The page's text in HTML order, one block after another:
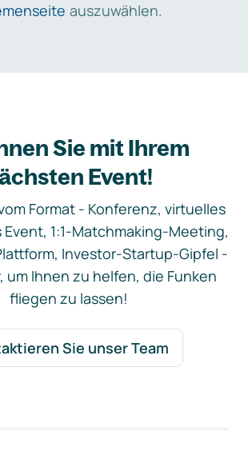
auszuwählen.
Sie mit Ihrem
Event!
Format - Konferenz, virtuelles
1:1-Matchmaking-Meeting,
Investor-Startup-Gipfel -
um Ihnen zu helfen, die Funken
fliegen zu lassen!
Sie unser Team